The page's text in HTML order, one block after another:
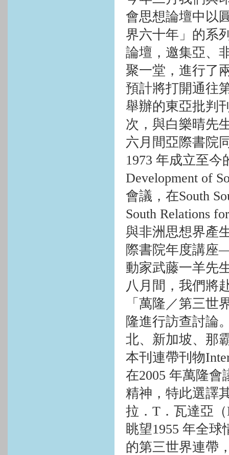
會思想論壇中以
界六十年」的系
論壇，邀集亞、
聚一堂，進行了
預計將打開通往
舉辦的東亞批判
次，與白樂晴先
六月間亞際書院
1973 年成立至今
Development of
會議，在South
South Relations
與非洲思想界產
際書院年度講座
動家武藤一羊先
八月間，我們將
「萬隆／第三世
隆進行訪查討論
北、新加坡、那
本刊連帶刊物
在2005 年萬隆會
精神，特此選譯
拉． T ．瓦達亞（
眺望1955 年全球
的第三世界連帶